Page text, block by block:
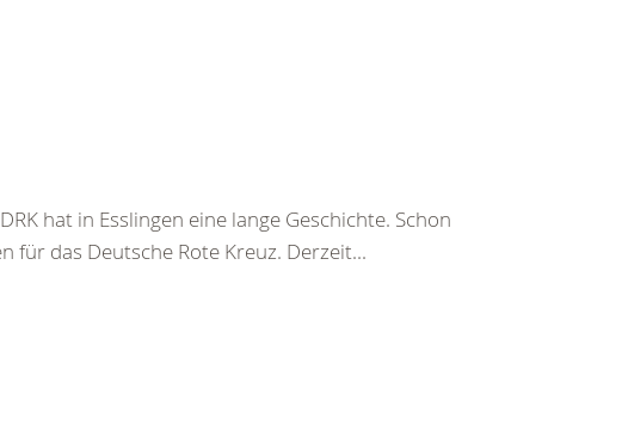
hat in Esslingen eine lange Geschichte. Schon
für das Deutsche Rote Kreuz. Derzeit...